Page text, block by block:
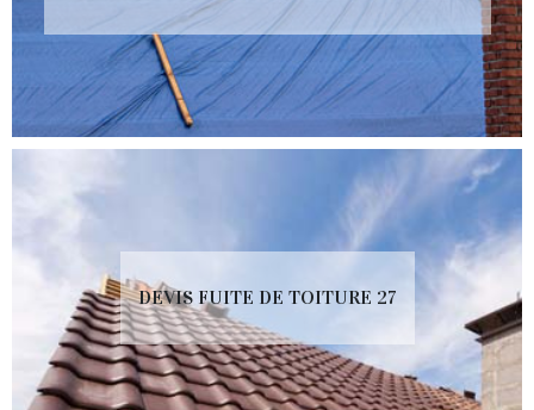
DEVIS FUITE DE TOITURE 27